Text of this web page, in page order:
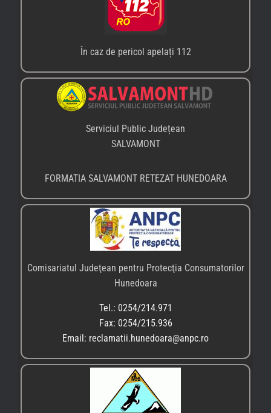
În caz de pericol apelați 112
Serviciul Public Județean
SALVAMONT
FORMATIA SALVAMONT RETEZAT HUNEDOARA
Comisariatul Judeţean pentru Protecţia Consumatorilor
Hunedoara
Tel.: 0254/214.971
Fax: 0254/215.936
Email: reclamatii.hunedoara@anpc.ro